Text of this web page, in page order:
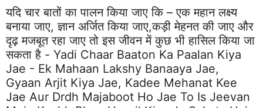
यदि चार बातों का पालन किया जाए कि – एक महान लक्ष्य
बनाया जाए, ज्ञान अर्जित किया जाए,कड़ी मेहनत की जाए और
दृढ़ मजबूत रहा जाए तो इस जीवन में कुछ भी हासिल किया जा
सकता है - Yadi Chaar Baaton Ka Paalan Kiya
Jae - Ek Mahaan Lakshy Banaaya Jae,
Gyaan Arjit Kiya Jae, Kadee Mehanat Kee
Jae Aur Drdh Majaboot Ho Jae To Is Jeevan